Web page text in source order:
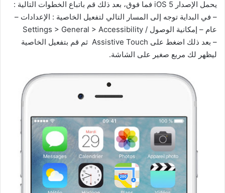
يحمل الإصدار iOS 5 فما فوق، بعد ذلك قم باتباع الخطوات التالية :
– في البداية توجه إلى المسار التالي لتفعيل الخاصية : الإعدادات –
عام – إمكانية الوصول / Settings > General > Accessibility
– بعد ذلك اضغط على Assistive Touch ثم قم بتفعيل الخاصية
ليظهر لك مربع صغير على الشاشة.